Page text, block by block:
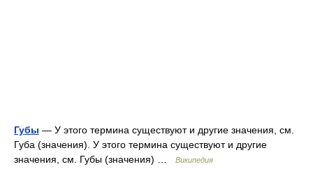
Губы — У этого термина существуют и другие значения, см.
Губа (значения). У этого термина существуют и другие
значения, см. Губы (значения) …
Википедия